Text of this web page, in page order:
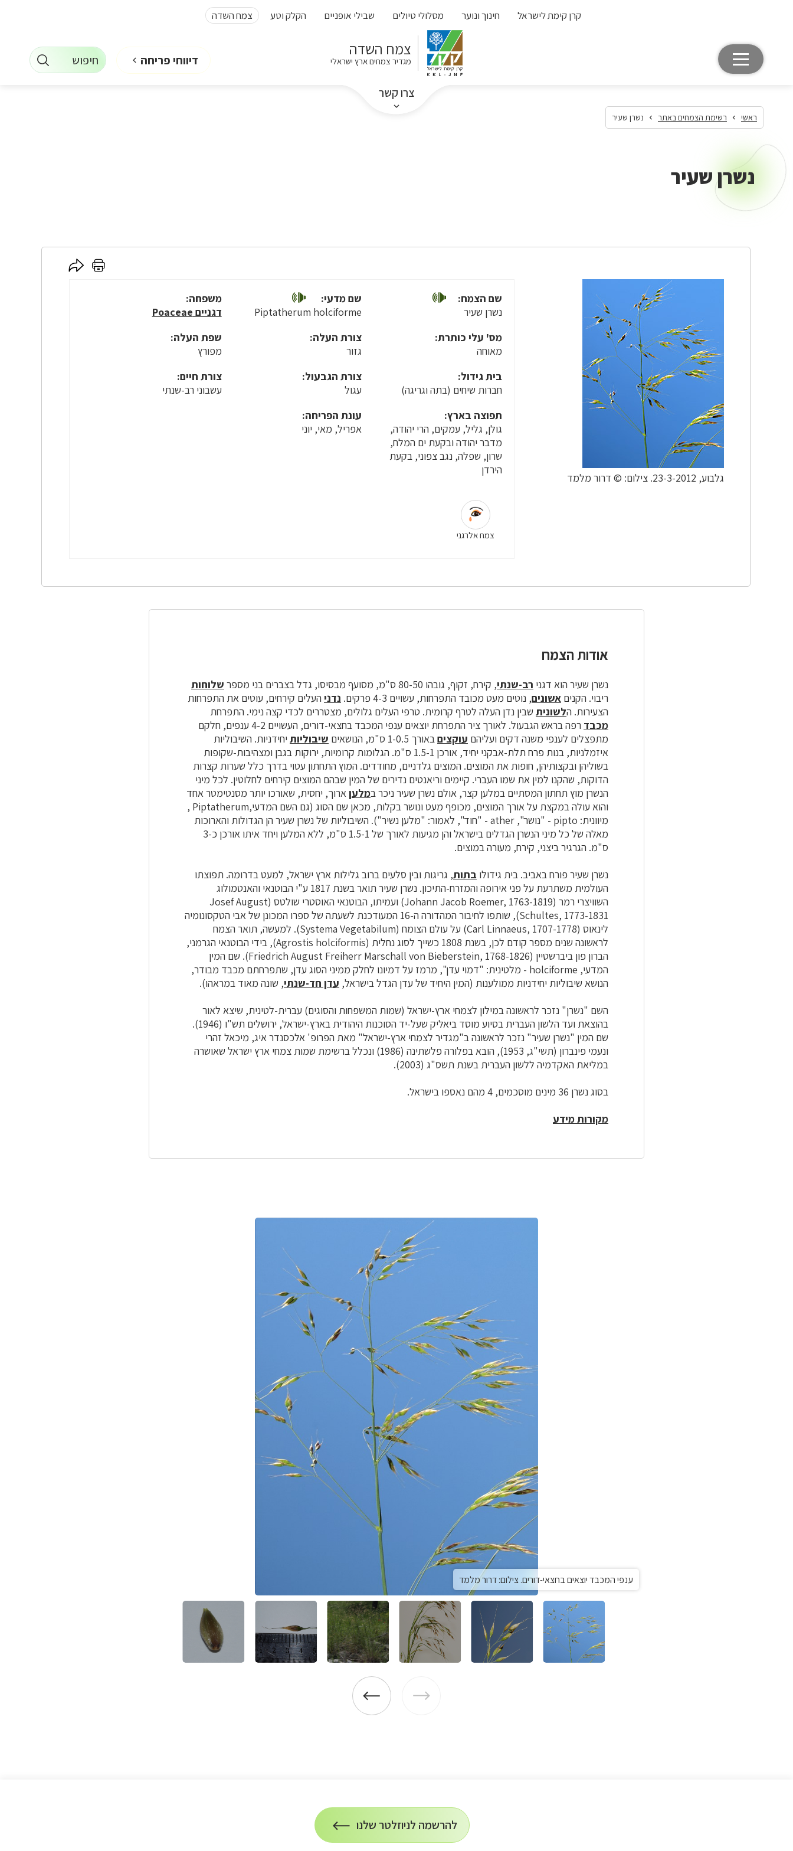
קרן קימת לישראל חינוך ונוער מסלולי טיולים שבילי אופניים הקלק וטע צמח השדה
צמח השדה
מגדיר צמחים ארץ ישראלי
צרו קשר
דיווחי פריחה חיפוש
ראשי רשימת הצמחים באתר נשרן שעיר
נשרן שעיר
גלבוע, 23-3-2012. צילום: © דרור מלמד
לחץ
לחץ
שם הצמח:
נשרן שעיר
שם מדעי:
Piptatherum holciforme
משפחה:
דגניים Poaceae
מס' עלי כותרת:
מאוחה
צורת העלה:
גזור
שפת העלה:
מפורץ
בית גידול:
חברות שיחים (בתה וגריגה)
צורת הגבעול:
עגול
צורת חיים:
עשבוני רב-שנתי
תפוצה בארץ:
גולן, גליל, עמקים, הרי יהודה,
מדבר יהודה ובקעת ים המלח,
שרון, שפלה, נגב צפוני, בקעת
הירדן
עונת הפריחה:
אפריל, מאי, יוני
צמח אלרגני
אודות הצמח
נשרן שעיר הוא דגני רב-שנתי, קירח, זקוף, גובהו 80-50 ס"מ, מסועף מבסיסו, גדל בצברים בני מספר
שלוחות
ריבוי. הקנים אשונים, נוטים מעט מכובד התפרחות, עשויים 4-3 פרקים. נדני העלים קירחים, עוטים את התפרחות
הצעירות. הלשונית שבין נדן העלה לטרף קרומית. טרפי העלים גלולים, מצטררים לכדי קצה נימי. התפרחת
מכבד
רפה בראש הגבעול. לאורך ציר התפרחת יוצאים ענפי המכבד בחצאי-דורים, העשויים 4-2 ענפים, חלקם
מתפצלים לענפי משנה דקים ועליהם עוקציםבאורך 1-0.5 ס"מ, הנושאים שיבוליות יחידניות. השיבוליות
איזמלניות, בנות פרח תלת-אבקני יחיד, אורכן 1.5-1 ס"מ. הגלומות קרומיות, ירוקות בגבן ומצהיבות-שקופות
בשוליהן ובקצותיהן, חופות את המוצים. המוצים גלדניים, מחודדים. המוץ התחתון עטוי בדרך כלל שערות קצרות
הדוקות, שהקנו למין את שמו העברי. קיימים וריאנטים נדירים של המין שבהם המוצים קירחים לחלוטין. לכל מיני
הנשרן מוץ תחתון המסתיים במלען קצר, אולם נשרן שעיר ניכר במלעןארוך, יחסית, שאורכו יותר מסנטימטר אחד
והוא עולה במקצת על אורך המוצים, מכופף מעט ונושר בקלות, מכאן שם הסוג (גם השם המדעי,Piptatherum ,
מיוונית: pipto - "נושר", ather - "חוד", לאמור: "מלען נשיר"). השיבוליות של נשרן שעיר הן הגדולות והארוכות
מאלה של כל מיני הנשרן הגדלים בישראל והן מגיעות לאורך של 1.5-1 ס"מ, ללא המלען ויחד איתו אורכן כ-3
ס"מ. הגרגיר ביצני, קירח, מעורה במוצים.
נשרן שעיר פורח באביב. בית גידולו בתות, גריגות ובין סלעים ברוב גלילות ארץ ישראל, למעט בדרומה. תפוצתו
העולמית משתרעת על פני אירופה והמזרח-התיכון. נשרן שעיר תואר בשנת 1817 ע"י הבוטנאי והאנטמולוג
השוויצרי רמר (Johann Jacob Roemer, 1763-1819) ועמיתו, הבוטנאי האוסטרי שולטס (Josef August
Schultes, 1773-1831), שותפו לחיבור המהדורה ה-16 המעודכנת לשעתה של ספרו המכונן של אבי הטקסונומיה
לינאוס (Carl Linnaeus, 1707-1778) על עולם הצומח (Systema Vegetabilum). למעשה, תואר הצמח
לראשונה שנים מספר קודם לכן, בשנת 1808 כשייך לסוג נחלית (Agrostis holciformis), בידי הבוטנאי הגרמני,
הברון פון ביברשטיין (Friedrich August Freiherr Marschall von Bieberstein, 1768-1826). שם המין
המדעי, holciforme - מלטינית: "דמוי עדן", מרמז על דמיונו לחלק ממיני הסוג עדן, שתפרחתם מכבד מבודר,
הנושא שיבוליות יחידניות ממולענות (המין היחיד של עדן הגדל בישראל, עדן חד-שנתי, שונה מאוד במראהו).
השם "נשרן" נזכר לראשונה במילון לצמחי ארץ-ישראל (שמות המשפחות והסוגים) עברית-לטינית, שיצא לאור
בהוצאת ועד הלשון העברית בסיוע מוסד ביאליק שעל-יד הסוכנות היהודית בארץ-ישראל, ירושלים תש"ו (1946).
שם המין "נשרן שעיר" נזכר לראשונה ב"מגדיר לצמחי ארץ-ישראל" מאת הפרופ' אלכסנדר איג, מיכאל זהרי
ונעמי פינברון (תשי"ג, 1953), הובא בפלורה פלשתינה (1986) ונכלל ברשימת שמות צמחי ארץ ישראל שאושרה
במליאת האקדמיה ללשון העברית בשנת תשס"ג (2003).
בסוג נשרן 36 מינים מוסכמים, 4 מהם נאספו בישראל.
מקורות מידע
ענפי המכבד יוצאים בחצאי-דורים. צילום: דרור מלמד
הרשמה
לניוזלטר
להרשמה לניוזלטר שלנו
על
הרשמה